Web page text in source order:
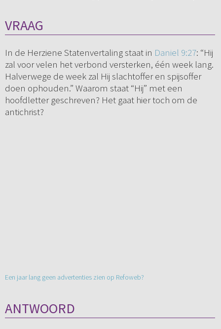
VRAAG
In de Herziene Statenvertaling staat in Daniel 9:27: “Hij
zal voor velen het verbond versterken, één week lang.
Halverwege de week zal Hij slachtoffer en spijsoffer
doen ophouden.” Waarom staat “Hij” met een
hoofdletter geschreven? Het gaat hier toch om de
antichrist?
Een jaar lang geen advertenties zien op Refoweb?
ANTWOORD